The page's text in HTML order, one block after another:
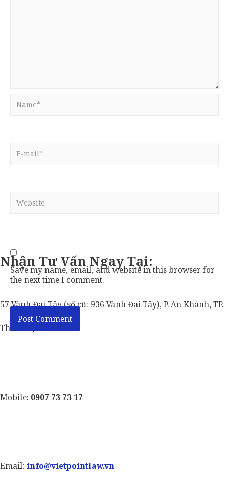
mail*
Save my name, email, and website in this browser for
the next time I comment.
Nhận Tư Vấn Ngay Tại:
57 Vành Đai Tây (số cũ: 936 Vành Đai Tây), P. An Khánh, TP.
Thủ Đức, TP. HCM.
Mobile: 0907 73 73 17
Email: info@vietpointlaw.vn